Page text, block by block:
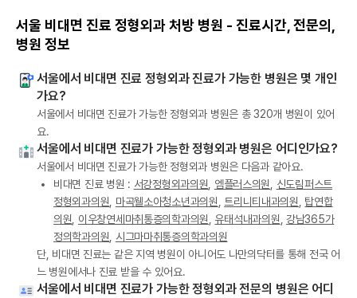
서울 비대면 진료 정형외과 처방 병원 - 진료시간, 전문의,
병원 정보
서울에서 비대면 진료 정형외과 진료가 가능한 병원은 몇 개인
가요?
서울에서 비대면 진료가 가능한 정형외과 병원은 총 320개 병원이 있어
요.
서울에서 비대면 진료가 가능한 정형외과 병원은 어디인가요?
서울에서 비대면 진료가 가능한 정형외과 병원은 다음과 같아요.
비대면 진료 병원 : 서강정형외과의원 엠플러스의원
신도림퍼스트
정형외과의원
마곡웰소아청소년과의원 트리니티내과의원
탑연합
의원
이우창연세마취통증의학과의원 유태석내과의원 강남365가
정의학과의원
시그마마취통증의학과의원
단, 비대면 진료는 같은 지역 병원이 아니어도 나만의닥터를 통해 전국 어
느 병원에서나 진료 받을 수 있어요.
서울에서 비대면 진료가 가능한 정형외과 전문의 병원은 어디